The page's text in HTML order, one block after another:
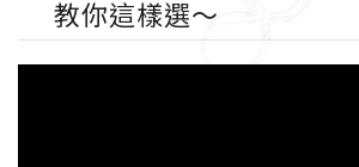
教你這樣選～